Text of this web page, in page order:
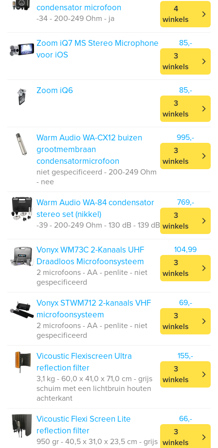
condensator microfoon
-34 - 200-249 Ohm - ja
4
winkels
Zoom iQ7 MS Stereo Microphone
voor iOS
85,-
3
winkels
Zoom iQ6
85,-
3
winkels
Warm Audio WA-CX12 buizen
grootmembraan
condensatormicrofoon
niet gespecificeerd - 200-249 Ohm
- nee
995,-
3
winkels
Warm Audio WA-84 condensator
stereo set (nikkel)
-39 - 200-249 Ohm - 130 dB - 139 dB
769,-
3
winkels
Vonyx WM73C 2-Kanaals UHF
Draadloos Microfoonsysteem
2 microfoons - AA - penlite - niet
gespecificeerd
104,99
3
winkels
Vonyx STWM712 2-kanaals VHF
microfoonsysteem
2 microfoons - AA - penlite - niet
gespecificeerd
69,-
3
winkels
Vicoustic Flexiscreen Ultra
reflection filter
3,1 kg - 60,0 x 41,0 x 71,0 cm - grijs
schuim met een lichtbruin houten
achterkant
155,-
3
winkels
Vicoustic Flexi Screen Lite
reflection filter
950 gr - 40,5 x 31,0 x 23,5 cm - grijs
66,-
3
winkels